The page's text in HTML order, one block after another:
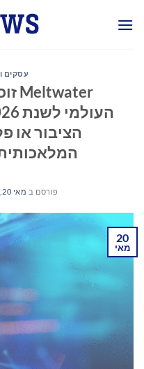
עסקים
הציבור או
פורסם ב מאי 20, 2026
20
מאי